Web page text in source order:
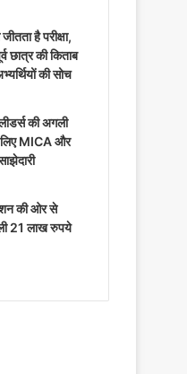
है परीक्षा,
छात्र की किताब
की सोच
की अगली
लिए MICA और
की ओर से
21 लाख रुपये